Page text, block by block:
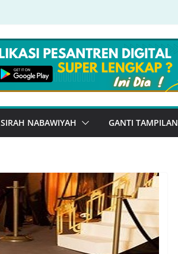
SIRAH NABAWIYAH GANTI TAMPILAN